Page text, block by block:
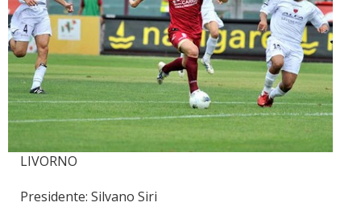
LIVORNO
Presidente: Silvano Siri